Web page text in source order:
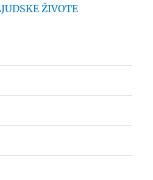
ŽIVOTE